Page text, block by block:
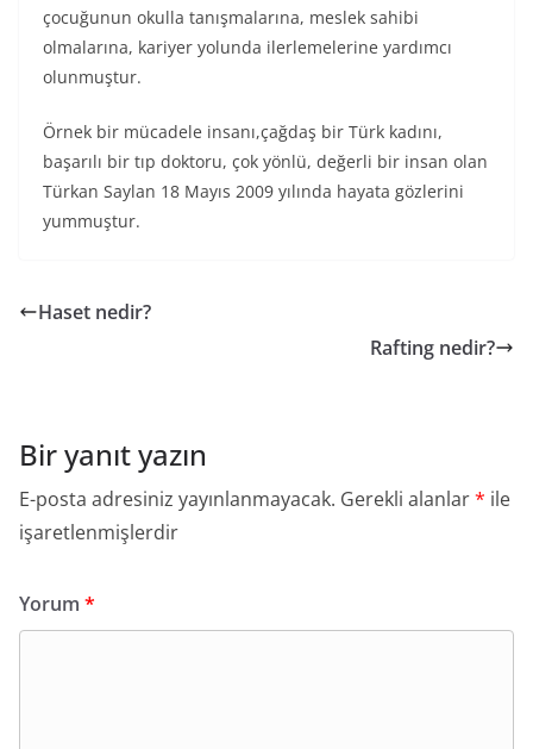
çocuğunun okulla tanışmalarına, meslek sahibi
olmalarına, kariyer yolunda ilerlemelerine yardımcı
olunmuştur.
Örnek bir mücadele insanı,çağdaş bir Türk kadını,
başarılı bir tıp doktoru, çok yönlü, değerli bir insan olan
Türkan Saylan 18 Mayıs 2009 yılında hayata gözlerini
yummuştur.
Haset nedir?
Rafting nedir?
Bir yanıt yazın
E-posta adresiniz yayınlanmayacak. Gerekli alanlar* ile
işaretlenmişlerdir
Yorum *